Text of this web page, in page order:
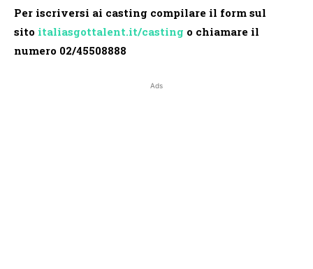
Per iscriversi ai casting compilare il form sul
sito italiasgottalent.it/casting o chiamare il
numero 02/45508888
Ads